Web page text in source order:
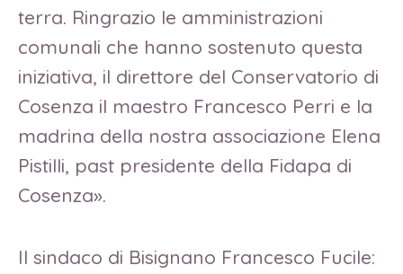
terra. Ringrazio le amministrazioni
comunali che hanno sostenuto questa
iniziativa, il direttore del Conservatorio di
Cosenza il maestro Francesco Perri e la
madrina della nostra associazione Elena
Pistilli, past presidente della Fidapa di
Cosenza».
Il sindaco di Bisignano Francesco Fucile: